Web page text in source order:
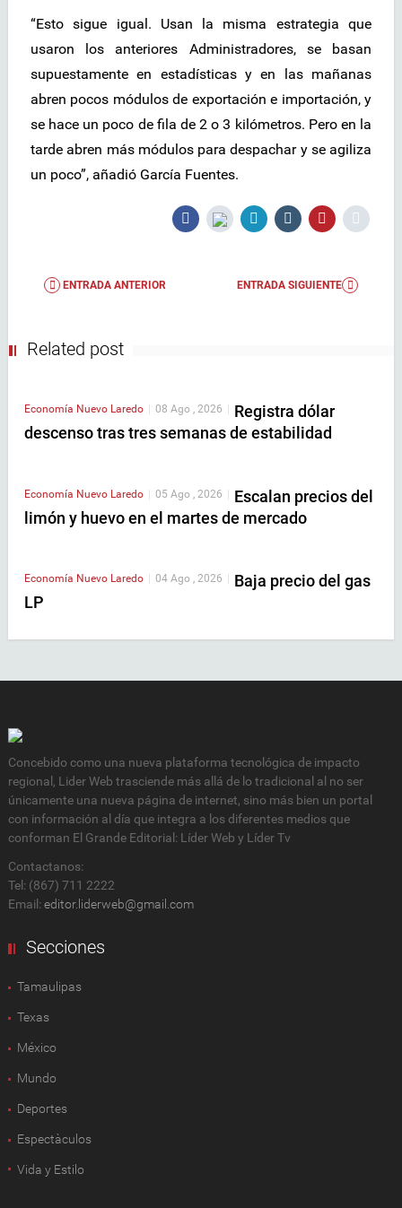
“Esto sigue igual. Usan la misma estrategia que
usaron los anteriores Administradores, se basan
supuestamente en estadísticas y en las mañanas
abren pocos módulos de exportación e importación, y
se hace un poco de fila de 2 o 3 kilómetros. Pero en la
tarde abren más módulos para despachar y se agiliza
un poco”, añadió García Fuentes.
ENTRADA ANTERIOR ENTRADA SIGUIENTE
Related post
Economía Nuevo Laredo 08 Ago , 2026
Registra dólar
descenso tras tres semanas de estabilidad
Economía Nuevo Laredo | 05 Ago , 2026 | Escalan precios del
limón y huevo en el martes de mercado
Economía Nuevo Laredo 04 Ago , 2026
Baja precio del gas
LP
Concebido como una nueva plataforma tecnológica de impacto
regional, Lider Web trasciende más allá de lo tradicional al no ser
únicamente una nueva página de internet, sino más bien un portal
con información al día que integra a los diferentes medios que
conforman El Grande Editorial: Líder Web y Líder Tv
Contactanos:
Tel: (867) 711 2222
Email: editor.liderweb@gmail.com
Secciones
Tamaulipas
Texas
México
Mundo
Deportes
Espectàculos
Vida y Estilo